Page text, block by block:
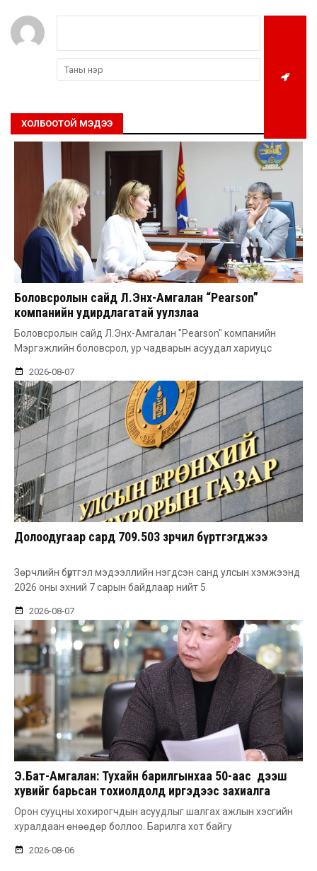
ХОЛБООТОЙ МЭДЭЭ
Боловсролын сайд Л.Энх-Амгалан “Pearson”
компанийн удирдлагатай уулзлаа
Боловсролын сайд Л.Энх-Амгалан "Pearson" компанийн
Мэргэжлийн боловсрол, ур чадварын асуудал хариуцс
2026-08-07
Долоодугаар сард 709.503 зөрчил бүртгэгджээ
Зөрчлийн бүртгэл мэдээллийн нэгдсэн санд улсын хэмжээнд
2026 оны эхний 7 сарын байдлаар нийт 5
2026-08-07
Э.Бат-Амгалан: Тухайн барилгынхаа 50-аас дээш
хувийг барьсан тохиолдолд иргэдээс захиалга
авдаг болгоно
Орон сууцны хохирогчдын асуудлыг шалгах ажлын хэсгийн
хуралдаан өнөөдөр боллоо. Барилга хот байгу
2026-08-06